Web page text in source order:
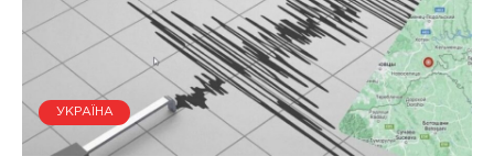
УКРАЇНА